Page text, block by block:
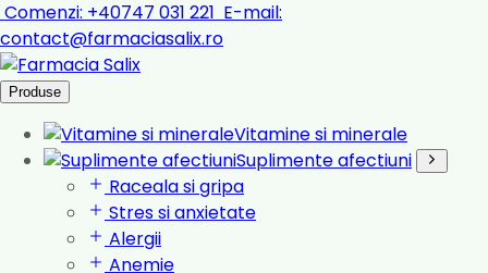
Comenzi: +40747 031 221 E-mail:
contact@farmaciasalix.ro
Produse
Vitamine si minerale
Suplimente afectiuni
Raceala si gripa
Stres si anxietate
Alergii
Anemie